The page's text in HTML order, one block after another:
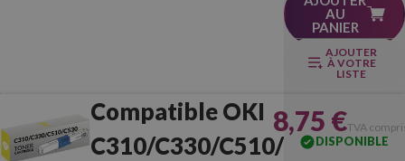
AU
PANIER
AJOUTER
À VOTRE
LISTE
Compatible OKI
C310/C330/C510/C530
8,75 €TVA
DISPONIBLE